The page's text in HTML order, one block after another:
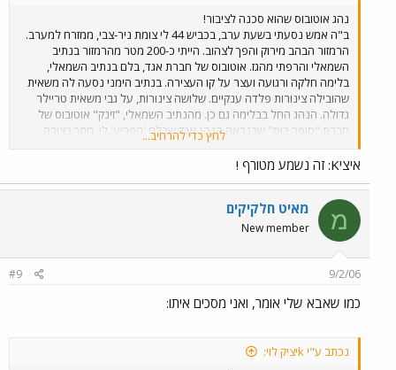
נהג אוטובוס שהוא סכנה לציבור!
ב"ה אמש נסעתי בשעת ערב, בכביש 44 לי צומת ניר-צבי, ממזרח למערב.
הרמזור הבהב מירוק והפך לצהוב. הייתי כ-200 מטר מהרמזור בנתיב
השמאלי והרפתי מהגז. אוטובוס של חברת אגד, בלם בנתיב השמאלי,
בלימה חלקה ורגועה ועצר על קו העצירה. בנתיב הימני נסעה לה משאית
שהובילה צינורות פלדה ענקיים. שלושה צינורות, על גבי משאית טריילר
גדולה. הנהג החל בבלימה גם כן. מהנתיב השמאלי, "זינק" אוטובוס של
חברת "סופר בוס" שכנראה הנהג אגד שבלם 'הפריע' לו, חתך בצורה
פראית מהנתיב שמאל לימין, ועבר באור אדום. נהג המשאית צפר כמשוגע
ובצדק. שנהיה ירוק, נסעתי קצת מהר, בתקווה להספיק לתקל את האוטובוס
ברמזור של צומת צריפין, אך כשהגעתי לצומת כפר חב"ד שם פניתי ימינה,
ראיתי אותו הרחק הרחק, סמוך לתחנת הדלק 'אלונית' שאחרי הצומת. לא
היה לי כוח להמשיך על מנת לצלם את הנהג / את האוטובוס. אך אתם,
כדאי שתדעו ותדעו להזהר. הנהג הספציפי הזה - ואני איני יודע מי הוא, הוא
פשוט סכנה לציבור!
לחץ כדי להרחיב...
איציK: זה נשמע מטורף !
מ מאיט חלקיקים
New member
9/2/06
#9
כמו שאבא שלי אומר, ואני מסכים איתו:
נכתב ע"י kיציק לוי: